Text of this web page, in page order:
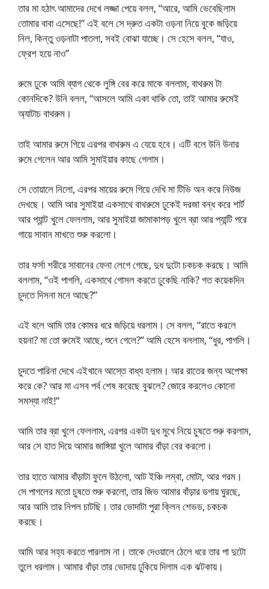
তার মা হঠাৎ আমাদের দেখে লজ্জা পেয়ে বলল, “আরে, আমি ভেবেছিলাম
তোমার বাবা এসেছে!” এই বলে সে দ্রুত একটা ওড়না নিয়ে বুকে জড়িয়ে
নিল, কিন্তু ওড়নাটা পাতলা, সবই বোঝা যাচ্ছে। সে হেসে বলল, “যাও,
ফ্রেশ হয়ে নাও”
রুমে ঢুকে আমি ব্যাগ থেকে লুঙ্গি বের করে মাকে বললাম, বাথরুম টা
কোনদিকে? উনি বলল, “আসলে আমি একা থাকি তো, তাই আমার রুমেই
অ্যাটাচ বাথরুম।
তাই আমার রুমে গিয়ে এরপর বাথরুম এ যেয়ে হবে। এটি বলে উনি উনার
রুমে গেলেন আর আমি সুমাইয়ার কাছে গেলাম।
সে তোয়ালে নিলো, এরপর মায়ের রুমে গিয়ে দেখি মা টিভি অন করে নিউজ
দেখছে। আমি আর সুমাইয়া একসাথে বাথরুমে ঢুকেই দরজা বন্ধ করে শার্ট
আর প্যান্ট খুলে ফেললাম, আর সুমাইয়া জামাকাপড় খুলে ব্রা আর প্যান্টি পরে
গায়ে সাবান মাখতে শুরু করলো।
তার ফর্সা শরীরে সাবানের ফেনা লেগে গেছে, দুধ দুটো চকচক করছে। আমি
বললাম, “ওই পাগলি, একসাথে গোসল করতে ঢুকেছি নাকি? গত কয়েকদিন
চুদতে দিসনা মনে আছে?”
এই বলে আমি তার কোমর ধরে জড়িয়ে ধরলাম। সে বলল, “রাতে করলে
হয়না? মা তো রুমেই আছে, শুনে গেলে?” আমি হেসে বললাম, “ধুর, পাগলি।
চুদতে পারিনা দেখে এইখানে আস্তে বাধ্য হলাম। আর রাতের জন্য অপেক্ষা
করে কে? আর মা এসব পর্ব শেষ করেছে বুঝলে? জোরে করলেও কোনো
সমস্যা নাই!”
আমি তার ব্রা খুলে ফেললাম, এরপর একটা দুধ মুখে নিয়ে চুষতে শুরু করলাম,
আর সে হাত দিয়ে আমার জাঙ্গিয়া খুলে আমার বাঁড়া বের করলো।
তার হাতে আমার বাঁড়াটা ফুলে উঠলো, আট ইঞ্চি লম্বা, মোটা, আর গরম।
সে পাগলের মতো চুষতে শুরু করলো, তার জিভ আমার বাঁড়ার ডগায় ঘুরছে,
আর আমি তার নিপল চাটছি। তার ভোদাটা পুরা ক্লিন শেভড, চকচক
করছে।
আমি আর সহ্য করতে পারলাম না। তাকে দেওয়ালে ঠেলে ধরে তার পা দুটো
তুলে ধরলাম। আমার বাঁড়া তার ভোদায় ঢুকিয়ে দিলাম এক ঝটকায়।